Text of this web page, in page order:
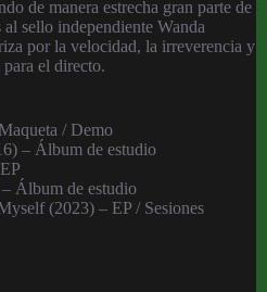
de manera estrecha gran parte de
sello independiente Wanda
por la velocidad, la irreverencia y
el directo.
/ Demo
– Álbum de estudio
Álbum de estudio
(2023) – EP / Sesiones